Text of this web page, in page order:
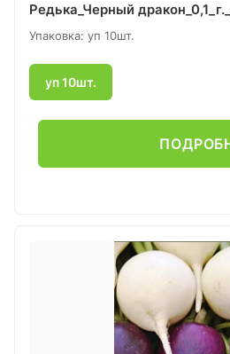
Редька_Черный
Упаковка: уп 10шт.
уп 10шт.